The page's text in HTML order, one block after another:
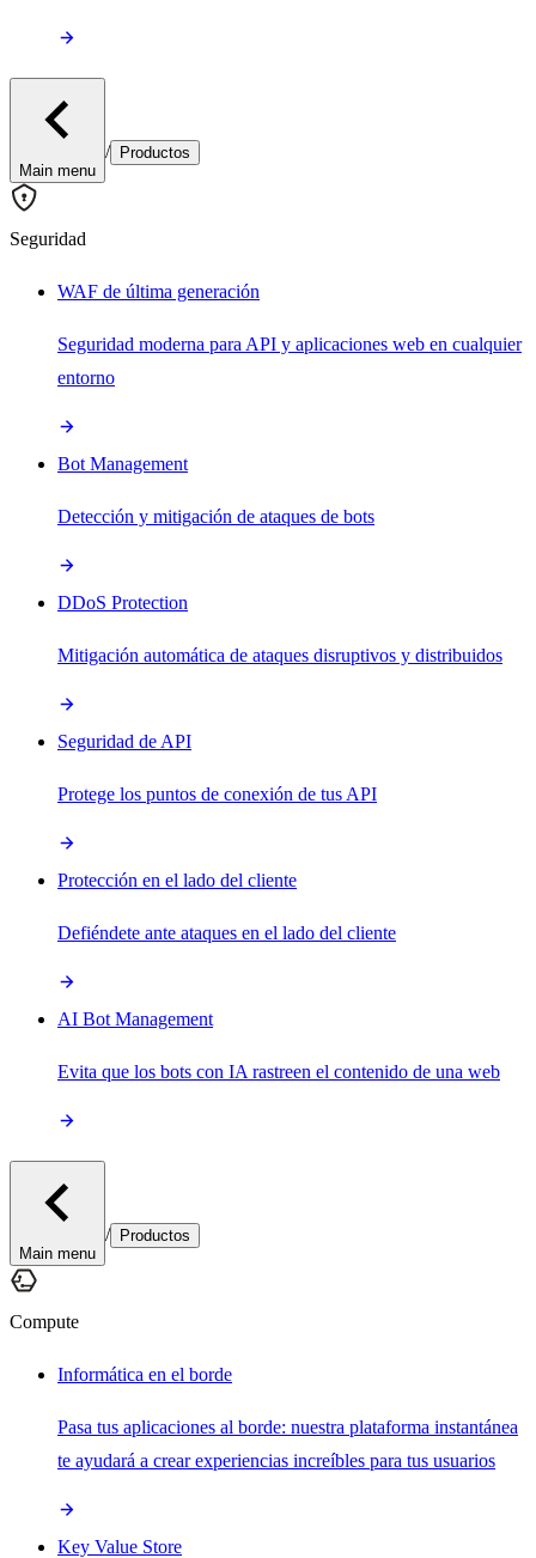
Main menu
/ Productos
Seguridad
WAF de última generación
Seguridad moderna para API y aplicaciones web en cualquier
entorno
Bot Management
Detección y mitigación de ataques de bots
DDoS Protection
Mitigación automática de ataques disruptivos y distribuidos
Seguridad de API
Protege los puntos de conexión de tus API
Protección en el lado del cliente
Defiéndete ante ataques en el lado del cliente
AI Bot Management
Evita que los bots con IA rastreen el contenido de una web
Main menu
/ Productos
Compute
Informática en el borde
Pasa tus aplicaciones al borde: nuestra plataforma instantánea
te ayudará a crear experiencias increíbles para tus usuarios
Key Value Store